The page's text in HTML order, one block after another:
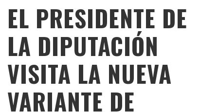
EL PRESIDENTE DE
LA DIPUTACIÓN
VISITA LA NUEVA
VARIANTE DE